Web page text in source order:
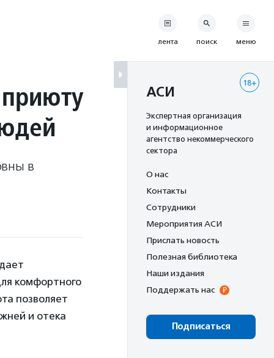
в
комфортного
позволяет
и отека
лента поиск меню
18+
АСИ
Экспертная организация
и информационное
агентство некоммерческого
сектора
О нас
Контакты
Сотрудники
Мероприятия АСИ
Прислать новость
Полезная библиотека
Наши издания
Поддержать нас
Подписаться